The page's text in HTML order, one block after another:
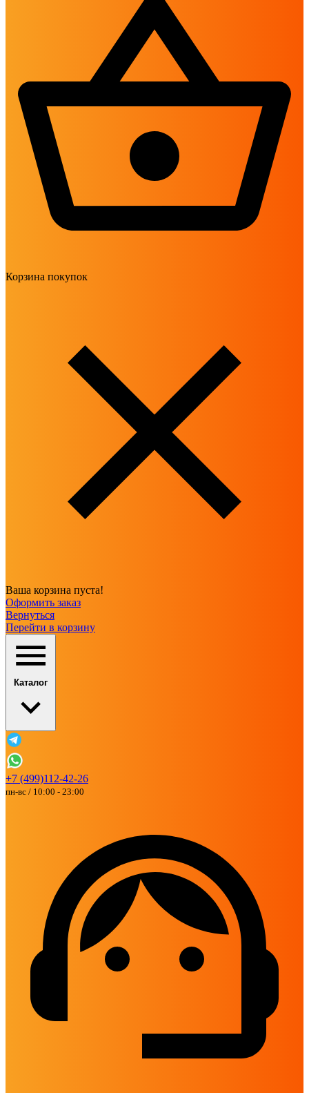
Корзина покупок
Ваша корзина пуста!
Оформить заказ
Вернуться
Перейти в корзину
Каталог
+7 (499)112-42-26
пн-вс / 10:00 - 23:00